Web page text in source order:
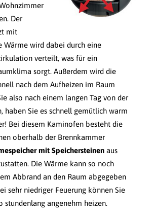
Der
mit
Wärme wird dabei durch eine
verteilt, was für ein
sorgt. Außerdem wird die
nach dem Aufheizen im Raum
also nach einem langen Tag von der
haben Sie es schnell gemütlich warm
Bei diesem Kaminofen besteht die
oberhalb der Brennkammer
mit Speichersteinen aus
Die Wärme kann so noch
Abbrand an den Raum abgegeben
sehr niedriger Feuerung können Sie
stundenlang angenehm heizen.